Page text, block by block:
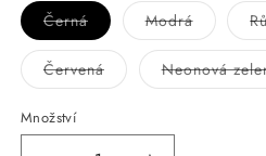
Černá
Vyprodaná
nebo
nedostupná
varianta
Modrá
Vyprodaná
nebo
nedostupná
varianta
Červená
Vyprodaná
nedostupná
varianta
Neonová
Množství